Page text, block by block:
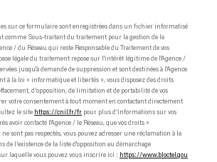
sur ce formulaire sont enregistrées dans un fichier informatisé
comme Sous-traitant du traitement pour la gestion de la
/ du Réseau qui reste Responsable du Traitement de vos
légale du traitement repose sur l'intérêt légitime de l'Agence /
jusqu'à demande de suppression et sont destinées à l'Agence
à la loi « informatique et libertés », vous disposez des droits
d’opposition, de limitation et de portabilité de vos
votre consentement à tout moment en contactant directement
le site https://cnil.fr/fr pour plus d’informations sur vos
avoir contacté l'Agence / le Réseau, que vos droits «
sont pas respectés, vous pouvez adresser une réclamation à la
de l’existence de la liste d'opposition au démarchage
laquelle vous pouvez vous inscrire ici : https://www.bloctel.gou